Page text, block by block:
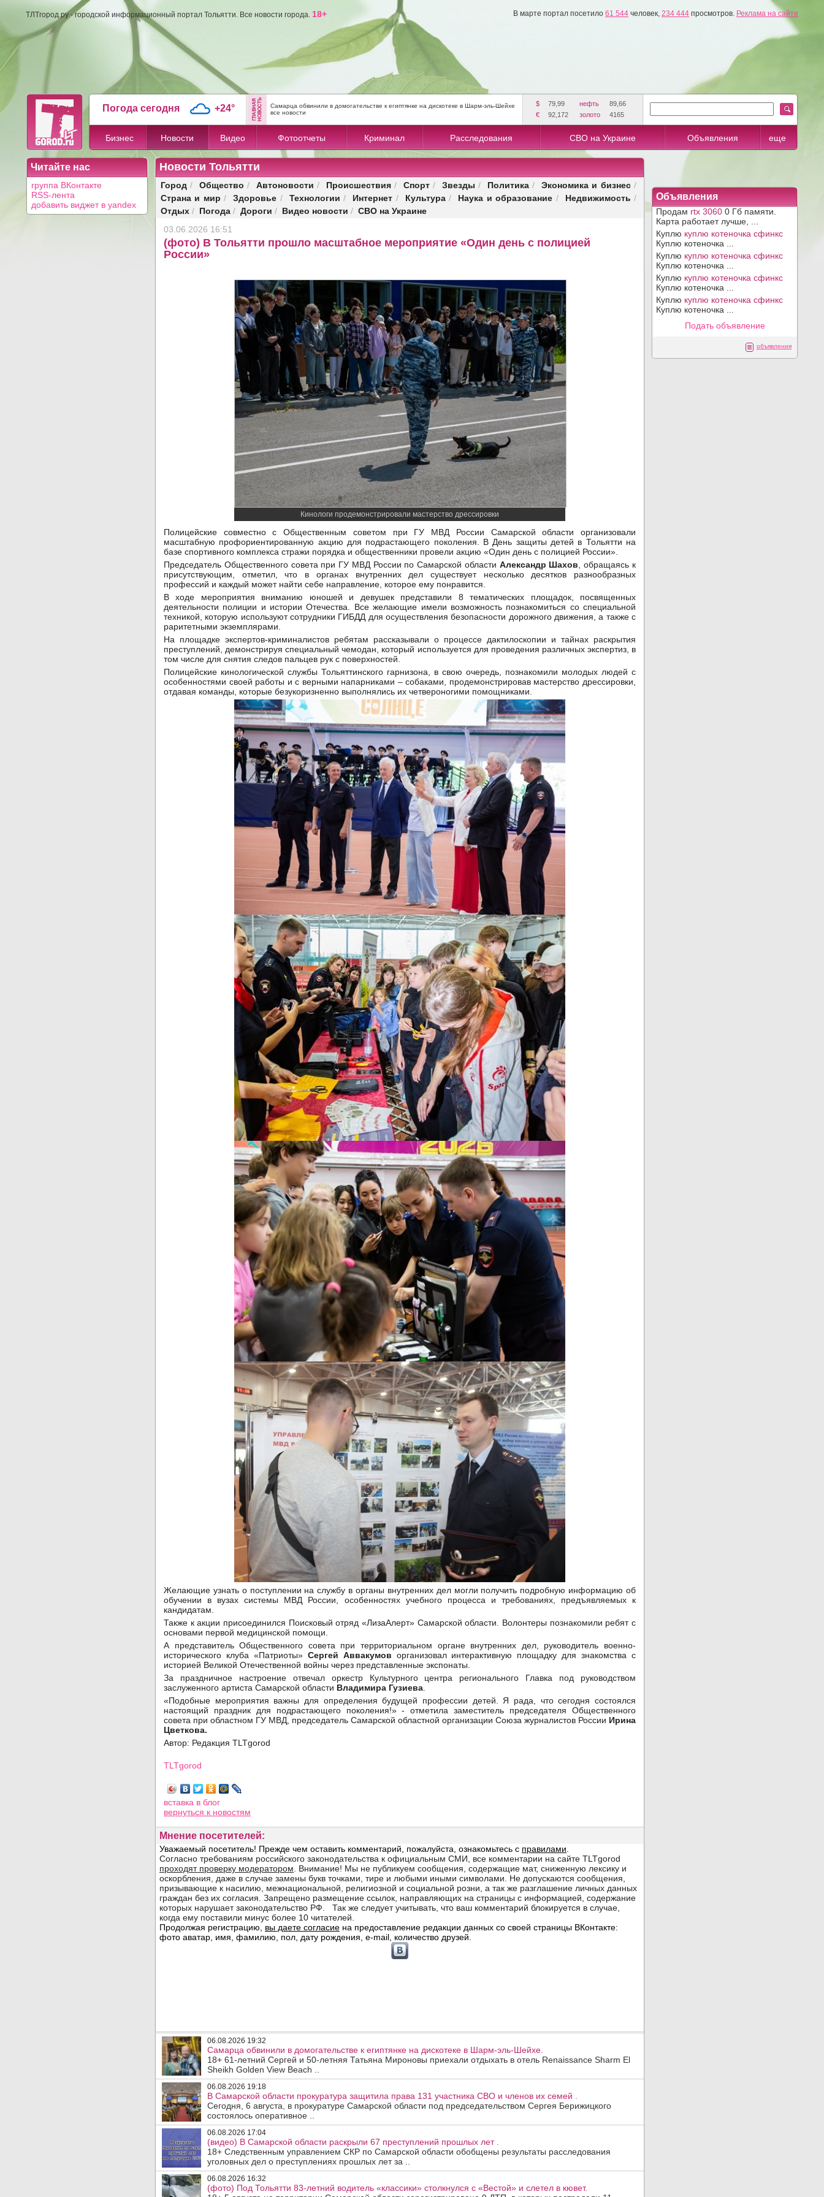
ТЛТгород.ру - городской информационный портал Тольятти. Все новости города. 18+ В марте портал посетило 61 544 человек, 234 444 просмотров. Реклама на сайте
Погода сегодня +24°
Самарца обвинили в домогательстве к египтянке на дискотеке в Шарм-эль-Шейхе
все новости
$ 79,99 нефть
89,66
€
92,172 золото 4165
Бизнес Новости Видео Фотоотчеты Криминал Расследования СВО на Украине Объявления еще
Читайте нас
группа ВКонтакте
RSS-лента
добавить виджет в yandex
Новости Тольятти
Город / Общество / Автоновости / Происшествия / Спорт / Звезды / Политика / Экономика и бизнес/
Страна и мир / Здоровье / Технологии / Интернет / Культура/ Наука и образование / Недвижимость /
Отдых / Погода / Дороги / Видео новости / СВО на Украине
03.06.2026 16:51
(фото) В Тольятти прошло масштабное мероприятие «Один день с полицией
России»
Кинологи продемонстрировали мастерство дрессировки
Полицейские совместно с Общественным советом при ГУ МВД России Самарской области организовали
масштабную профориентированную акцию для подрастающего поколения. В День защиты детей в Тольятти на
базе спортивного комплекса стражи порядка и общественники провели акцию «Один день с полицией России».
Председатель Общественного совета при ГУ МВД России по Самарской области Александр Шахов , обращаясь к
присутствующим, отметил, что в органах внутренних дел существует несколько десятков разнообразных
профессий и каждый может найти себе направление, которое ему понравится.
В ходе мероприятия вниманию юношей и девушек представили 8 тематических площадок, посвященных
деятельности полиции и истории Отечества. Все желающие имели возможность познакомиться со специальной
техникой, которую используют сотрудники ГИБДД для осуществления безопасности дорожного движения, а также с
раритетными экземплярами.
На площадке экспертов-криминалистов ребятам рассказывали о процессе дактилоскопии и тайнах раскрытия
преступлений, демонстрируя специальный чемодан, который используется для проведения различных экспертиз, в
том числе для снятия следов пальцев рук с поверхностей.
Полицейские кинологической службы Тольяттинского гарнизона, в свою очередь, познакомили молодых людей с
особенностями своей работы и с верными напарниками – собаками, продемонстрировав мастерство дрессировки,
отдавая команды, которые безукоризненно выполнялись их четвероногими помощниками.
Желающие узнать о поступлении на службу в органы внутренних дел могли получить подробную информацию об
обучении в вузах системы МВД России, особенностях учебного процесса и требованиях, предъявляемых к
кандидатам.
Также к акции присоединился Поисковый отряд «ЛизаАлерт» Самарской области. Волонтеры познакомили ребят с
основами первой медицинской помощи.
А представитель Общественного совета при территориальном органе внутренних дел, руководитель военно-
исторического клуба «Патриоты» Сергей Аввакумов организовал интерактивную площадку для знакомства с
историей Великой Отечественной войны через представленные экспонаты.
За праздничное настроение отвечал оркестр Культурного центра регионального Главка под руководством
заслуженного артиста Самарской области Владимира Гузиева.
«Подобные мероприятия важны для определения будущей профессии детей. Я рада, что сегодня состоялся
настоящий праздник для подрастающего поколения!» - отметила заместитель председателя Общественного
совета при областном ГУ МВД, председатель Самарской областной организации Союза журналистов России Ирина
Цветкова.
Автор: Редакция TLTgorod
TLTgorod
вставка в блог
вернуться к новостям
Мнение посетителей:
06.08.2026 19:32
Самарца обвинили в домогательстве к египтянке на дискотеке в Шарм-эль-Шейхе.
18+ 61-летний Сергей и 50-летняя Татьяна Мироновы приехали отдыхать в отель Renaissance Sharm El
Sheikh Golden View Beach ..
06.08.2026 19:18
В Самарской области прокуратура защитила права 131 участника СВО и членов их семей .
Сегодня, 6 августа, в прокуратуре Самарской области под председательством Сергея Берижицкого
состоялось оперативное ..
06.08.2026 17:04
(видео) В Самарской области раскрыли 67 преступлений прошлых лет .
18+ Следственным управлением СКР по Самарской области обобщены результаты расследования
уголовных дел о преступлениях прошлых лет за ..
06.08.2026 16:32
(фото) Под Тольятти 83-летний водитель «классики» столкнулся с «Вестой» и слетел в кювет.
Объявления
Продам rtx 3060 0 Гб памяти.
Карта работает лучше, ...
Куплю куплю котеночка сфинкс
Куплю котеночка ...
Куплю куплю котеночка сфинкс
Куплю котеночка ...
Куплю куплю котеночка сфинкс
Куплю котеночка ...
Куплю куплю котеночка сфинкс
Куплю котеночка ...
Подать объявление
объявления